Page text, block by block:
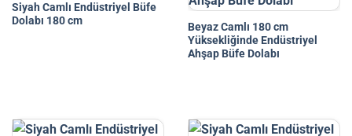
Siyah Camlı Endüstriyel Büfe
Dolabı 180 cm
Beyaz Camlı 180 cm
Yüksekliğinde Endüstriyel
Ahşap Büfe Dolabı